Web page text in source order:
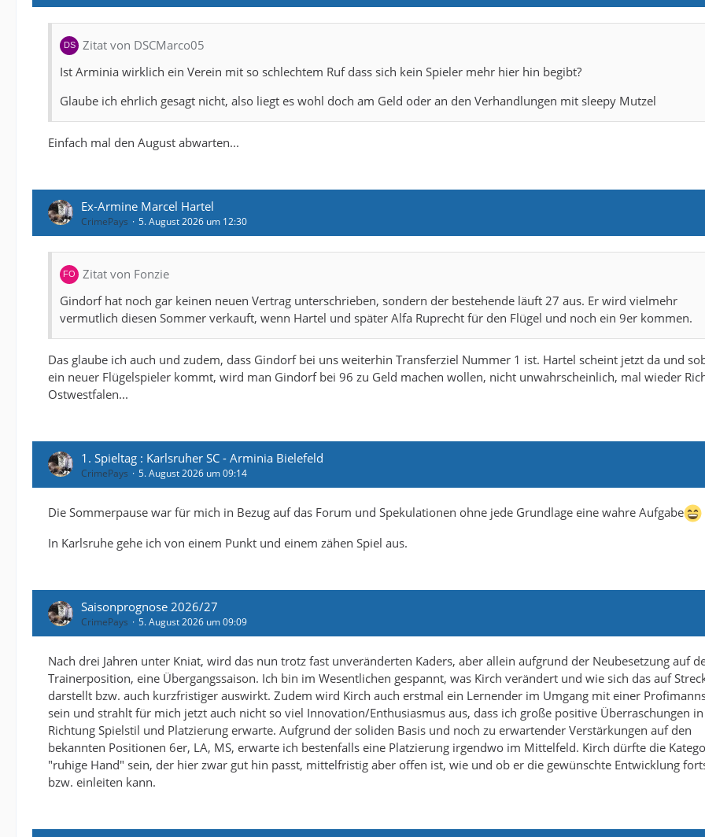
Zitat von DSCMarco05
Ist Arminia wirklich ein Verein mit so schlechtem Ruf dass sich kein Spieler mehr hier hin begibt?
Glaube ich ehrlich gesagt nicht, also liegt es wohl doch am Geld oder an den Verhandlungen mit sleepy Mutzel
Einfach mal den August abwarten...
Ex-Armine Marcel Hartel
CrimePays 5. August 2026 um 12:30
Zitat von Fonzie
Gindorf hat noch gar keinen neuen Vertrag unterschrieben, sondern der bestehende läuft 27 aus. Er wird vielmehr
vermutlich diesen Sommer verkauft, wenn Hartel und später Alfa Ruprecht für den Flügel und noch ein 9er kommen.
Das glaube ich auch und zudem, dass Gindorf bei uns weiterhin Transferziel Nummer 1 ist. Hartel scheint jetzt da und
ein neuer Flügelspieler kommt, wird man Gindorf bei 96 zu Geld machen wollen, nicht unwahrscheinlich, mal wieder
Ostwestfalen...
1. Spieltag : Karlsruher SC - Arminia Bielefeld
CrimePays 5. August 2026 um 09:14
Die Sommerpause war für mich in Bezug auf das Forum und Spekulationen ohne jede Grundlage eine wahre Aufgabe
In Karlsruhe gehe ich von einem Punkt und einem zähen Spiel aus.
Saisonprognose 2026/27
CrimePays 5. August 2026 um 09:09
Nach drei Jahren unter Kniat, wird das nun trotz fast unveränderten Kaders, aber allein aufgrund der Neubesetzung auf
Trainerposition, eine Übergangssaison. Ich bin im Wesentlichen gespannt, was Kirch verändert und wie sich das auf
darstellt bzw. auch kurzfristiger auswirkt. Zudem wird Kirch auch erstmal ein Lernender im Umgang mit einer
sein und strahlt für mich jetzt auch nicht so viel Innovation/Enthusiasmus aus, dass ich große positive Überraschungen in
Richtung Spielstil und Platzierung erwarte. Aufgrund der soliden Basis und noch zu erwartender Verstärkungen auf den
bekannten Positionen 6er, LA, MS, erwarte ich bestenfalls eine Platzierung irgendwo im Mittelfeld. Kirch dürfte die
"ruhige Hand" sein, der hier zwar gut hin passt, mittelfristig aber offen ist, wie und ob er die gewünschte Entwicklung
bzw. einleiten kann.